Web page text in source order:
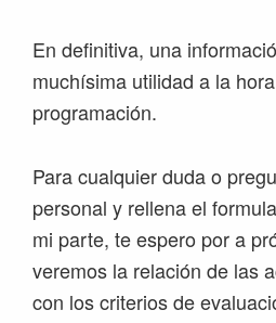
En definitiva, una
muchísima utilidad a la
programación.
Para cualquier duda o
personal y rellena el
mi parte, te espero por a
veremos la relación de las
con los criterios de